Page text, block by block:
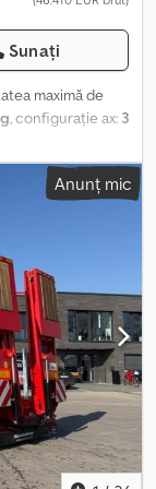
Sunați
maximă de
, configurație ax: 3
de încărcare:
mm, înălțime
131.000 mm,
ancorare, rampe
Ajxyzyisl Dek
1550 mm,
direcție forțată
DESPRE
modificări,
Anunț mic